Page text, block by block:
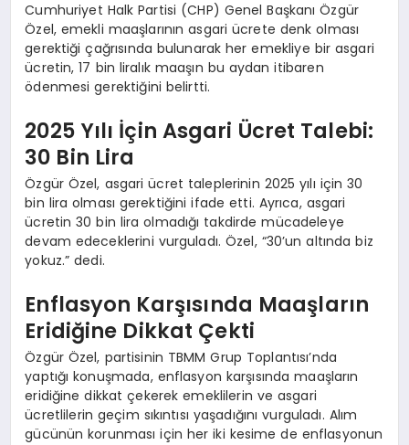
Cumhuriyet Halk Partisi (CHP) Genel Başkanı Özgür
Özel, emekli maaşlarının asgari ücrete denk olması
gerektiği çağrısında bulunarak her emekliye bir asgari
ücretin, 17 bin liralık maaşın bu aydan itibaren
ödenmesi gerektiğini belirtti.
2025 Yılı İçin Asgari Ücret Talebi:
30 Bin Lira
Özgür Özel, asgari ücret taleplerinin 2025 yılı için 30
bin lira olması gerektiğini ifade etti. Ayrıca, asgari
ücretin 30 bin lira olmadığı takdirde mücadeleye
devam edeceklerini vurguladı. Özel, “30’un altında biz
yokuz.” dedi.
Enflasyon Karşısında Maaşların
Eridiğine Dikkat Çekti
Özgür Özel, partisinin TBMM Grup Toplantısı’nda
yaptığı konuşmada, enflasyon karşısında maaşların
eridiğine dikkat çekerek emeklilerin ve asgari
ücretlilerin geçim sıkıntısı yaşadığını vurguladı. Alım
gücünün korunması için her iki kesime de enflasyonun